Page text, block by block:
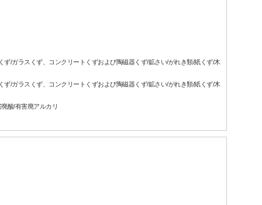
/ガラスくず、コンクリートくずおよび陶磁器くず/鉱さい/がれき類/紙くず/木
/ガラスくず、コンクリートくずおよび陶磁器くず/鉱さい/がれき類/紙くず/木
酸/有害廃アルカリ